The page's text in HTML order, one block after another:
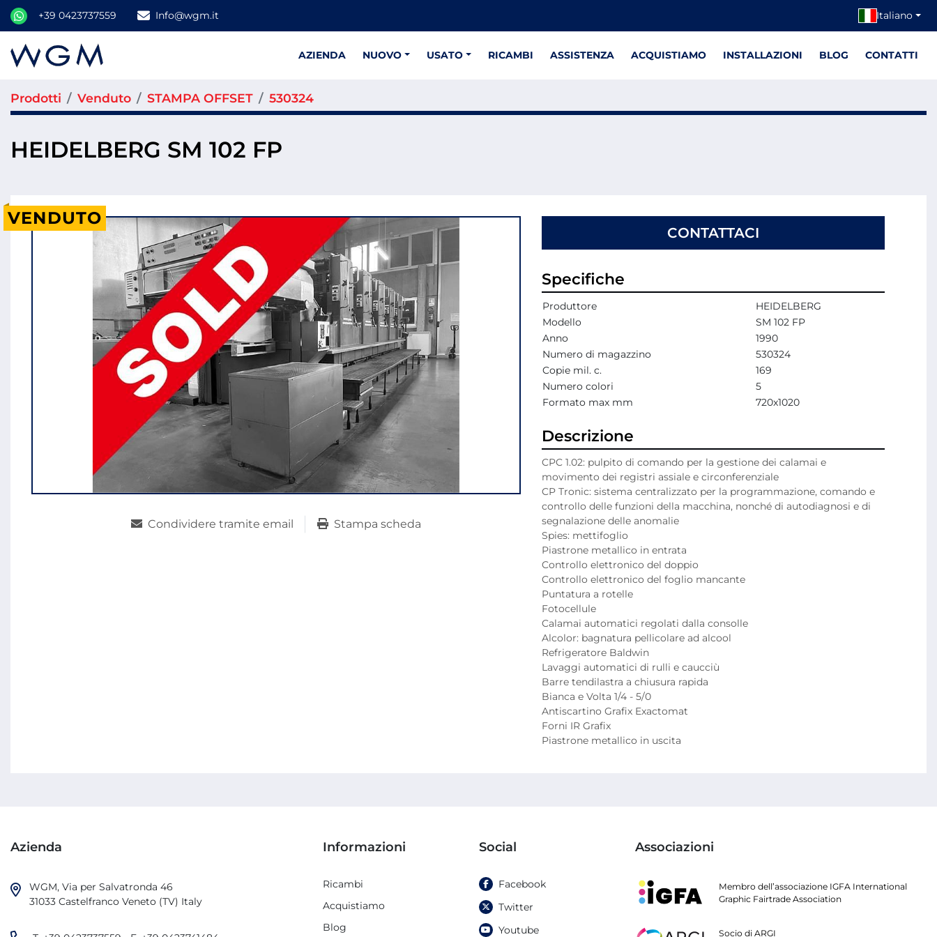
+39 0423737559 Info@wgm.it Italiano
USATO RICAMBI
AZIENDA ASSISTENZA ACQUISTIAMO INSTALLAZIONI BLOG CONTATTI
NUOVO
Prodotti Venduto STAMPA OFFSET 530324
HEIDELBERG SM 102 FP
VENDUTO
CONTATTACI
Condividere tramite email Stampa scheda
Specifiche
Produttore
HEIDELBERG
Modello
SM 102 FP
Anno
1990
Numero di magazzino
530324
Copie mil. c.
169
Numero colori
5
Formato max mm
720x1020
Descrizione
CPC 1.02: pulpito di comando per la gestione dei calamai e
movimento dei registri assiale e circonferenziale
CP Tronic: sistema centralizzato per la programmazione, comando e
controllo delle funzioni della macchina, nonché di autodiagnosi e di
segnalazione delle anomalie
Spies: mettifoglio
Piastrone metallico in entrata
Controllo elettronico del doppio
Controllo elettronico del foglio mancante
Puntatura a rotelle
Fotocellule
Calamai automatici regolati dalla consolle
Alcolor: bagnatura pellicolare ad alcool
Refrigeratore Baldwin
Lavaggi automatici di rulli e caucciù
Barre tendilastra a chiusura rapida
Bianca e Volta 1/4 - 5/0
Antiscartino Grafix Exactomat
Forni IR Grafix
Piastrone metallico in uscita
Azienda
WGM, Via per Salvatronda 46
31033 Castelfranco Veneto (TV) Italy
Informazioni
Ricambi
Acquistiamo
Blog
Social
Facebook
Twitter
Youtube
Associazioni
Membro dell’associazione IGFA International
Graphic Fairtrade Association
Socio di ARGI